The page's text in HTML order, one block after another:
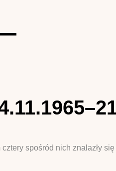
spośród nich znalazły się